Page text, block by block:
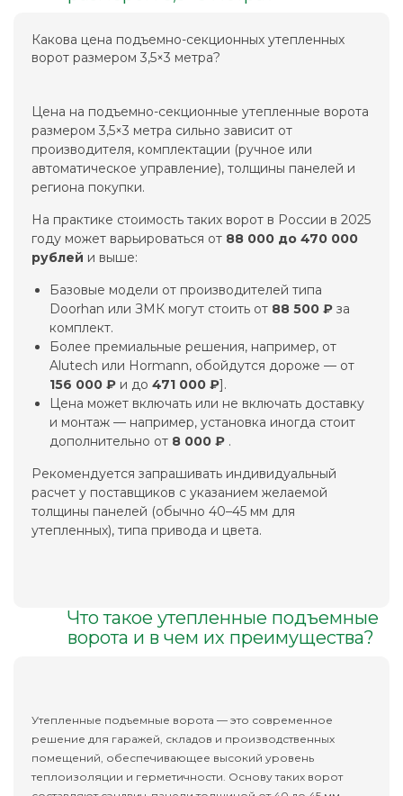
Какова цена подъемно-секционных утепленных
ворот размером 3,5×3 метра?
Цена на подъемно-секционные утепленные ворота
размером 3,5×3 метра сильно зависит от
производителя, комплектации (ручное или
автоматическое управление), толщины панелей и
региона покупки.
На практике стоимость таких ворот в России в 2025
году может варьироваться от 88 000 до 470 000
рублей и выше:
Базовые модели от производителей типа
Doorhan или ЗМК могут стоить от 88 500 ₽ за
комплект.
Более премиальные решения, например, от
Alutech или Hormann, обойдутся дороже — от
156 000 ₽ и до 471 000 ₽].
Цена может включать или не включать доставку
и монтаж — например, установка иногда стоит
дополнительно от 8 000 ₽ .
Рекомендуется запрашивать индивидуальный
расчет у поставщиков с указанием желаемой
толщины панелей (обычно 40–45 мм для
утепленных), типа привода и цвета.
Что такое утепленные подъемные
ворота и в чем их преимущества?
Утепленные подъемные ворота — это современное
решение для гаражей, складов и производственных
помещений, обеспечивающее высокий уровень
теплоизоляции и герметичности. Основу таких ворот